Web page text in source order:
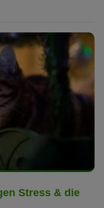
Stress & die